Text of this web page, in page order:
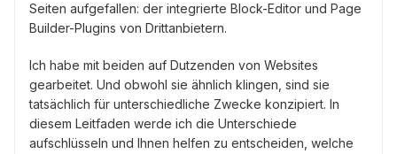
Seiten aufgefallen: der integrierte Block-Editor und Page
Builder-Plugins von Drittanbietern.
Ich habe mit beiden auf Dutzenden von Websites
gearbeitet. Und obwohl sie ähnlich klingen, sind sie
tatsächlich für unterschiedliche Zwecke konzipiert. In
diesem Leitfaden werde ich die Unterschiede
aufschlüsseln und Ihnen helfen zu entscheiden, welche